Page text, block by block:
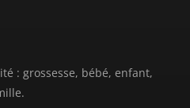
: grossesse, bébé, enfant,